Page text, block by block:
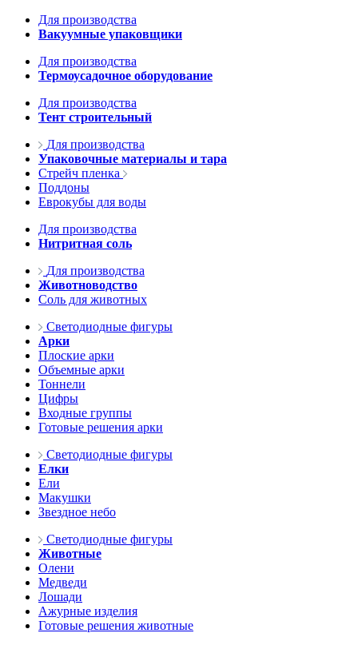
Для производства
Вакуумные упаковщики
Для производства
Термоусадочное оборудование
Для производства
Тент строительный
Для производства
Упаковочные материалы и тара
Стрейч пленка
Поддоны
Еврокубы для воды
Для производства
Нитритная соль
Для производства
Животноводство
Соль для животных
Светодиодные фигуры
Арки
Плоские арки
Объемные арки
Тоннели
Цифры
Входные группы
Готовые решения арки
Светодиодные фигуры
Елки
Ели
Макушки
Звездное небо
Светодиодные фигуры
Животные
Олени
Медведи
Лошади
Ажурные изделия
Готовые решения животные